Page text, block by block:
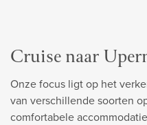
Cruise naar
Onze focus ligt op het
van verschillende soorten
comfortabele